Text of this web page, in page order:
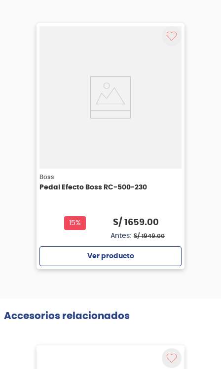
Boss
Pedal Efecto Boss RC-500-230
15% S/ 1659.00
Antes: S/ 1949.00
Ver producto
Accesorios relacionados